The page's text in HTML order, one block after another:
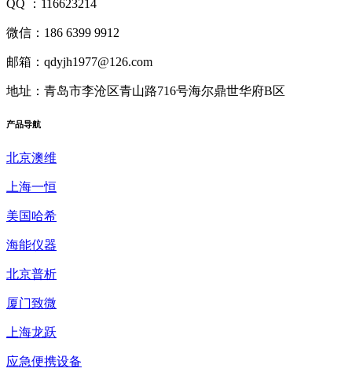
QQ ：116623214
微信：186 6399 9912
邮箱：qdyjh1977@126.com
地址：青岛市李沧区青山路716号海尔鼎世华府B区
产品导航
北京澳维
上海一恒
美国哈希
海能仪器
北京普析
厦门致微
上海龙跃
应急便携设备